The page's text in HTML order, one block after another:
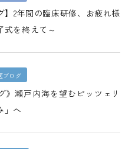
】2年間の臨床研修、お疲れ様
式を終えて～
ブログ
》瀬戸内海を望むピッツェリ
」へ